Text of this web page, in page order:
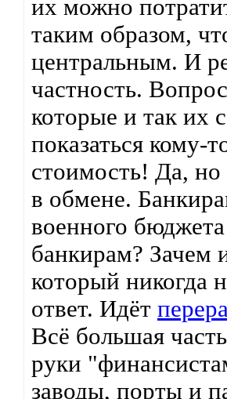
их можно
таким образом,
центральным. И
частность.
которые и так их
показаться кому-
стоимость! Да, но
в обмене.
военного
банкирам? Зачем
который никогда
ответ. Идёт
Всё большая
руки
заводы, порты и